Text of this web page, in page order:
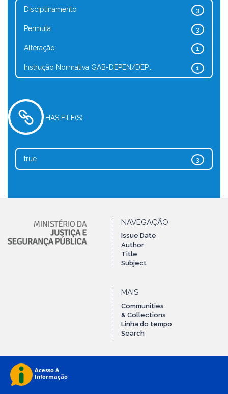
3
Disciplinamento
3
Permuta
1
Alteração
1
Instrução Normativa GAB-DEPEN/DEP...
HAS FILE(S)
3
true
NAVEGAÇÃO
Issue Date
Author
Title
Subject
MAIS
Communities
& Collections
Linha do tempo
Search